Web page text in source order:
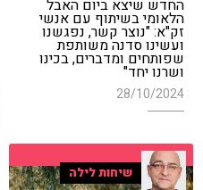
החדש שיצא ביום האבל
הלאומי בשיתוף עם אנשי
זק"א: "נוצר קשר, נפגשנו
ועשינו סדנה משותפת
שפותחים ומדברים, בכינו
ושרנו יחד"
28/10/2024
שיחות לילה